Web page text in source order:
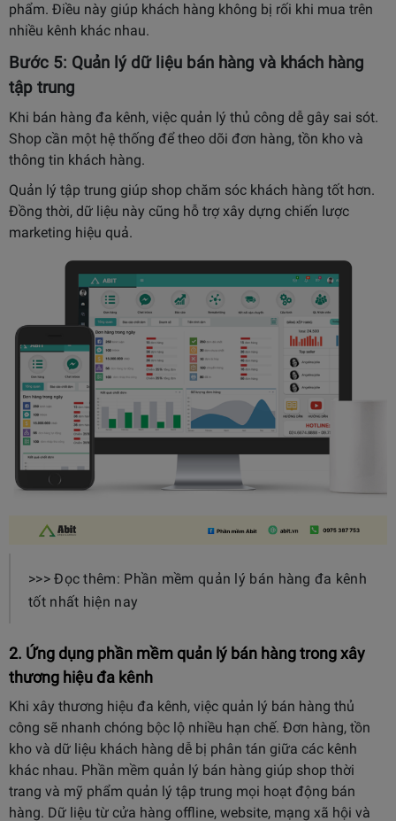
phẩm. Điều này giúp khách hàng không bị rối khi mua trên
nhiều kênh khác nhau.
Bước 5: Quản lý dữ liệu bán hàng và khách hàng
tập trung
Khi bán hàng đa kênh, việc quản lý thủ công dễ gây sai sót.
Shop cần một hệ thống để theo dõi đơn hàng, tồn kho và
thông tin khách hàng.
Quản lý tập trung giúp shop chăm sóc khách hàng tốt hơn.
Đồng thời, dữ liệu này cũng hỗ trợ xây dựng chiến lược
marketing hiệu quả.
>>> Đọc thêm: Phần mềm quản lý bán hàng đa kênh
tốt nhất hiện nay
2. Ứng dụng phần mềm quản lý bán hàng trong xây
thương hiệu đa kênh
Khi xây thương hiệu đa kênh, việc quản lý bán hàng thủ
công sẽ nhanh chóng bộc lộ nhiều hạn chế. Đơn hàng, tồn
kho và dữ liệu khách hàng dễ bị phân tán giữa các kênh
khác nhau. Phần mềm quản lý bán hàng giúp shop thời
trang và mỹ phẩm quản lý tập trung mọi hoạt động bán
hàng. Dữ liệu từ cửa hàng offline, website, mạng xã hội và